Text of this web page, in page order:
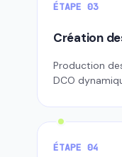
ÉTAPE 03
Création
Production
DCO
ÉTAPE 04